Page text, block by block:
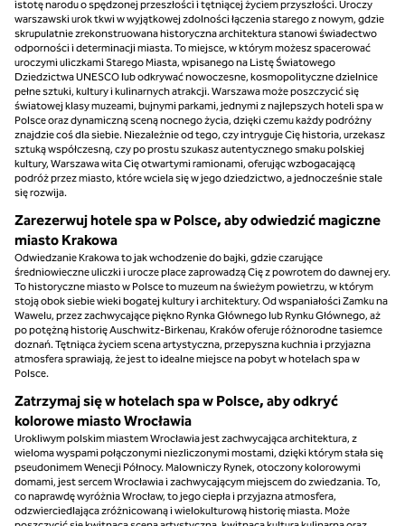
istotę narodu o spędzonej przeszłości i tętniącej życiem przyszłości. Uroczy
warszawski urok tkwi w wyjątkowej zdolności łączenia starego z nowym, gdzie
skrupulatnie zrekonstruowana historyczna architektura stanowi świadectwo
odporności i determinacji miasta. To miejsce, w którym możesz spacerować
uroczymi uliczkami Starego Miasta, wpisanego na Listę Światowego
Dziedzictwa UNESCO lub odkrywać nowoczesne, kosmopolityczne dzielnice
pełne sztuki, kultury i kulinarnych atrakcji. Warszawa może poszczycić się
światowej klasy muzeami, bujnymi parkami, jednymi z najlepszych hoteli spa w
Polsce oraz dynamiczną sceną nocnego życia, dzięki czemu każdy podróżny
znajdzie coś dla siebie. Niezależnie od tego, czy intryguje Cię historia, urzekasz
sztuką współczesną, czy po prostu szukasz autentycznego smaku polskiej
kultury, Warszawa wita Cię otwartymi ramionami, oferując wzbogacającą
podróż przez miasto, które wciela się w jego dziedzictwo, a jednocześnie stale
się rozwija.
Zarezerwuj hotele spa w Polsce, aby odwiedzić magiczne
miasto Krakowa
Odwiedzanie Krakowa to jak wchodzenie do bajki, gdzie czarujące
średniowieczne uliczki i urocze place zaprowadzą Cię z powrotem do dawnej ery.
To historyczne miasto w Polsce to muzeum na świeżym powietrzu, w którym
stoją obok siebie wieki bogatej kultury i architektury. Od wspaniałości Zamku na
Wawelu, przez zachwycające piękno Rynka Głównego lub Rynku Głównego, aż
po potężną historię Auschwitz-Birkenau, Kraków oferuje różnorodne tasiemce
doznań. Tętniąca życiem scena artystyczna, przepyszna kuchnia i przyjazna
atmosfera sprawiają, że jest to idealne miejsce na pobyt w hotelach spa w
Polsce.
Zatrzymaj się w hotelach spa w Polsce, aby odkryć
kolorowe miasto Wrocławia
Urokliwym polskim miastem Wrocławia jest zachwycająca architektura, z
wieloma wyspami połączonymi niezliczonymi mostami, dzięki którym stała się
pseudonimem Wenecji Północy. Malowniczy Rynek, otoczony kolorowymi
domami, jest sercem Wrocławia i zachwycającym miejscem do zwiedzania. To,
co naprawdę wyróżnia Wrocław, to jego ciepła i przyjazna atmosfera,
odzwierciedlająca zróżnicowaną i wielokulturową historię miasta. Może